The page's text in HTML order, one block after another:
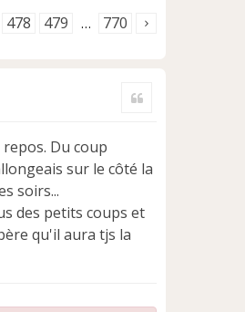
478 479 … 770
Du coup
sur le côté la
soirs...
des petits coups et
qu'il aura tjs la